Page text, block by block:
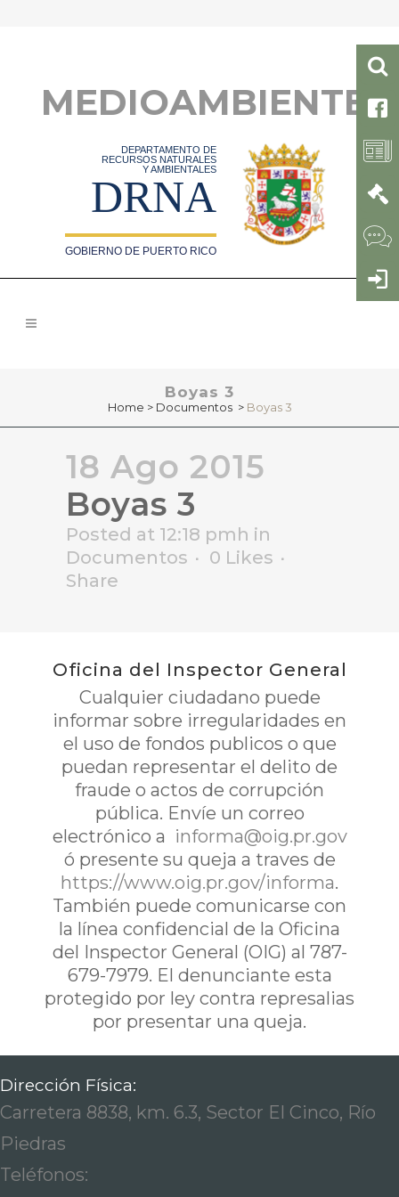
MEDIOAMBIENTE
DEPARTAMENTO DE
RECURSOS NATURALES
Y AMBIENTALES
DRNA
GOBIERNO DE PUERTO RICO
Boyas 3
Home > Documentos > Boyas 3
18 Ago 2015
Boyas 3
Posted at 12:18 pmh in
Documentos
0 Likes
Share
Oficina del Inspector General
Cualquier ciudadano puede
informar sobre irregularidades en
el uso de fondos publicos o que
puedan representar el delito de
fraude o actos de corrupción
pública. Envíe un correo
electrónico a informa@oig.pr.gov
ó presente su queja a traves de
https://www.oig.pr.gov/informa.
También puede comunicarse con
la línea confidencial de la Oficina
del Inspector General (OIG) al 787-
679-7979. El denunciante esta
protegido por ley contra represalias
por presentar una queja.
Dirección Física:
Carretera 8838, km. 6.3, Sector El Cinco, Río
Piedras
Teléfonos: